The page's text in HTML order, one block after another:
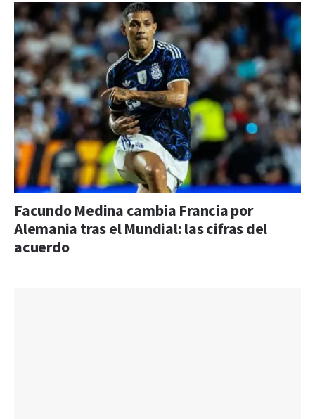
Facundo Medina cambia Francia por
Alemania tras el Mundial: las cifras del
acuerdo